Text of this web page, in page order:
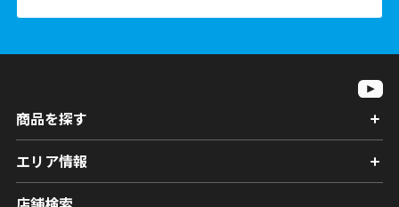
商品を探す
エリア情報